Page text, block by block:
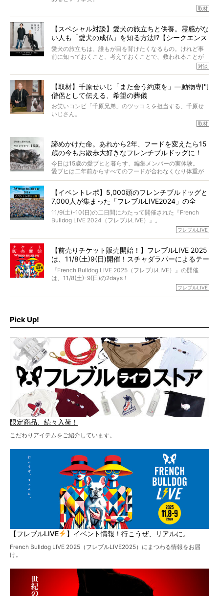
とりを目の当たりにするほどに、そのフレンチブルドッグ
愛がわたしたちのそれとまったく同じであることに、なん
だかうれしくなってしまったのでした。
春奈さんとアムちゃんのすてきな暮らしを、BUHI編集長の
小西がいつくしみながら、切り取らせていただきます。
取材
【スペシャル対談】愛犬の旅立ちと供養。霊感がな
い人も「愛犬の成仏」を知る方法!?【シークエンス
はやとも×PELI】
愛犬の旅立ちは、誰もが目を背けたくなるもの。けれど事
前に知っておくこと、考えておくことで、救われることが
力をもつお笑い芸人「シークエンスはやとも」さんに、愛
犬の旅立ちや供養についてインタビュー。
インタビュアー兼対談相手は、大の犬好きで心霊分野の知
識にも長けているPELIさん。
「愛犬が旅立ったあと、ベッドやおもちゃはどうすればい
くれる？」
さらには、霊感がない人でも愛犬が成仏したことを知る方
法まで。
お笑い芸人だからこそ暗くなりすぎない、むしろ心がスッ
と軽くなる。
永久保存版のスペシャル対談です！
対談
【取材】千原せいじ「また会う約束を」―動物専門
僧侶として伝える、希望の葬儀
お笑いコンビ「千原兄弟」のツッコミを担当する、千原せ
いじさん。
た。
僧侶としての名は「靖賢（せいけん）」。
当時54歳という年齢にして、なぜ動物専門僧侶という道を
選んだのか。
また、愛犬の旅立ちとどのように向き合うべきなのか。
た。
取材
諦めかけた命。あれから2年、フードを変えたら15
歳の今もお散歩大好きなフレンチブルドッグに！
今日は15歳の愛ブヒと暮らす、編集メンバーの実体験。
愛ブヒは二年前からすべてのフードが合わなくなり体重が
激減。検査をしても異常はなく「年齢のせいですね…」と言
もう諦めるしかないのかな…そんなとき、我が家に届いたの
が「THE fu-do(ザ・フード)」の試食品でした。
そして「THE fu-do(ザ・フード)」を食べつづけて二年、愛
ブヒは15歳になり、今も元気にお散歩をしています。
今回は、二年前の絶望から今までを包み隠さず、時系列で
【イベントレポ】5,000頭のフレンチブルドッグと
7,000人が集まった「フレブルLIVE2024」の全
貌！
11/9(土)-10(日)の二日間にわたって開催された『French
Bulldog LIVE 2024（フレブルLIVE）』。
今年はのべ5,000頭のフレンチブルドッグと7,000人のフレ
day1の司会はフレブルラバーのロッチさん。day2の音楽フ
ェスには世代ど真ん中のPUFFYが出演するなど、例年以上
に豪華なラインナップ。
北は北海道、南は鹿児島県から。全国のフレンチブルドッ
グが一堂に会した「フレブルLIVE2024」の模様を、詳しく
フレブルLIVE
【前売りチケット販売開始！】フレブルLIVE 2025
は、11/8(土)9(日)開催！スチャダラパーによるテー
マソング制作も決定
『French Bulldog LIVE 2025（フレブルLIVE）』の開催
は、11/8(土)-9(日)の2days！
お得な前売りチケット、いよいよ販売スタートです！
ど、内容盛りだくさんでお送りしていますので、最後まで
お見逃しなく！
フレブルLIVE
Pick Up!
限定商品、続々入荷！
こだわりアイテムをご紹介しています。
【フレブルLIVE 】イベント情報！行こうぜ、リアルに。
French Bulldog LIVE 2025（フレブルLIVE2025）にまつわる情報をお届
け。